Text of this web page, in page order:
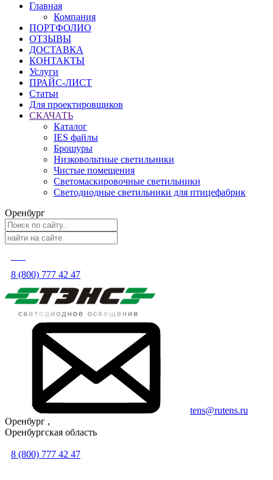
Главная
Компания
ПОРТФОЛИО
ОТЗЫВЫ
ДОСТАВКА
КОНТАКТЫ
Услуги
ПРАЙС-ЛИСТ
Статьи
Для проектировщиков
СКАЧАТЬ
Каталог
IES файлы
Брошуры
Низковольтные светильники
Чистые помещения
Светомаскировочные светильники
Светодиодные светильники для птицефабрик
Оренбург
8 (800) 777 42 47
tens@rutens.ru
Оренбург ,
Оренбургская область
8 (800) 777 42 47